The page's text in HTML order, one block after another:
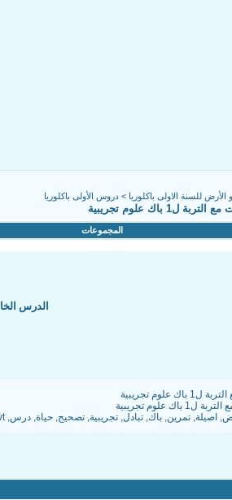
الأرض للسنة الاولى باكلوريا > دروس الأولى باكلوريا
باك علوم تجريبية
المجموعات
الدرس الخامس
تجريبية
علوم تجريبية
, اصيلة, تمرين, باك, تبادل, تجريبية, تصحيح, حياة, درس,